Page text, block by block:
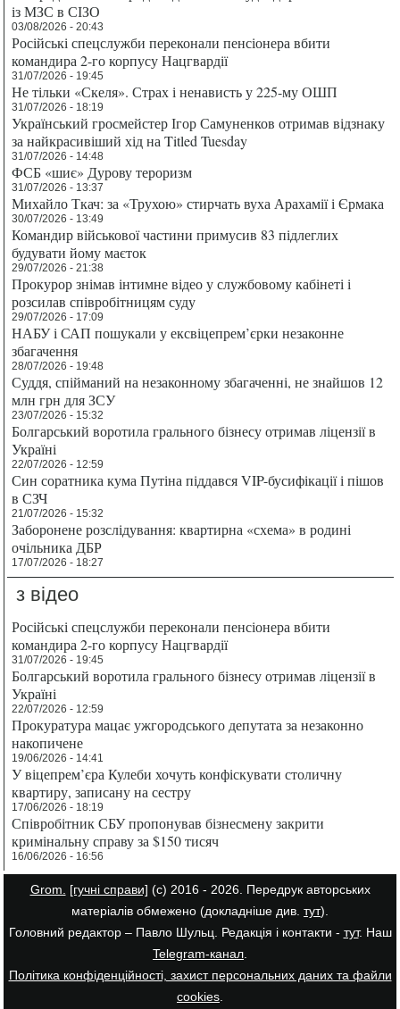
із МЗС в СІЗО
03/08/2026 - 20:43
Російські спецслужби переконали пенсіонера вбити
командира 2-го корпусу Нацгвардії
31/07/2026 - 19:45
Не тільки «Скеля». Страх і ненависть у 225-му ОШП
31/07/2026 - 18:19
Український гросмейстер Ігор Самуненков отримав відзнаку
за найкрасивіший хід на Titled Tuesday
31/07/2026 - 14:48
ФСБ «шиє» Дурову тероризм
31/07/2026 - 13:37
Михайло Ткач: за «Трухою» стирчать вуха Арахамії і Єрмака
30/07/2026 - 13:49
Командир військової частини примусив 83 підлеглих
будувати йому маєток
29/07/2026 - 21:38
Прокурор знімав інтимне відео у службовому кабінеті і
розсилав співробітницям суду
29/07/2026 - 17:09
НАБУ і САП пошукали у ексвіцепрем’єрки незаконне
збагачення
28/07/2026 - 19:48
Суддя, спійманий на незаконному збагаченні, не знайшов 12
млн грн для ЗСУ
23/07/2026 - 15:32
Болгарський воротила грального бізнесу отримав ліцензії в
Україні
22/07/2026 - 12:59
Син соратника кума Путіна піддався VIP-бусифікації і пішов
в СЗЧ
21/07/2026 - 15:32
Заборонене розслідування: квартирна «схема» в родині
очільника ДБР
17/07/2026 - 18:27
з відео
Російські спецслужби переконали пенсіонера вбити
командира 2-го корпусу Нацгвардії
31/07/2026 - 19:45
Болгарський воротила грального бізнесу отримав ліцензії в
Україні
22/07/2026 - 12:59
Прокуратура мацає ужгородського депутата за незаконно
накопичене
19/06/2026 - 14:41
У віцепрем’єра Кулеби хочуть конфіскувати столичну
квартиру, записану на сестру
17/06/2026 - 18:19
Співробітник СБУ пропонував бізнесмену закрити
кримінальну справу за $150 тисяч
16/06/2026 - 16:56
Grom. [гучні справи] (с) 2016 - 2026. Передрук авторських
матеріалів обмежено (докладніше див. тут).
Головний редактор – Павло Шульц. Редакція і контакти - тут. Наш
Telegram-канал
Політика конфіденційності, захист персональних даних та файли
cookies